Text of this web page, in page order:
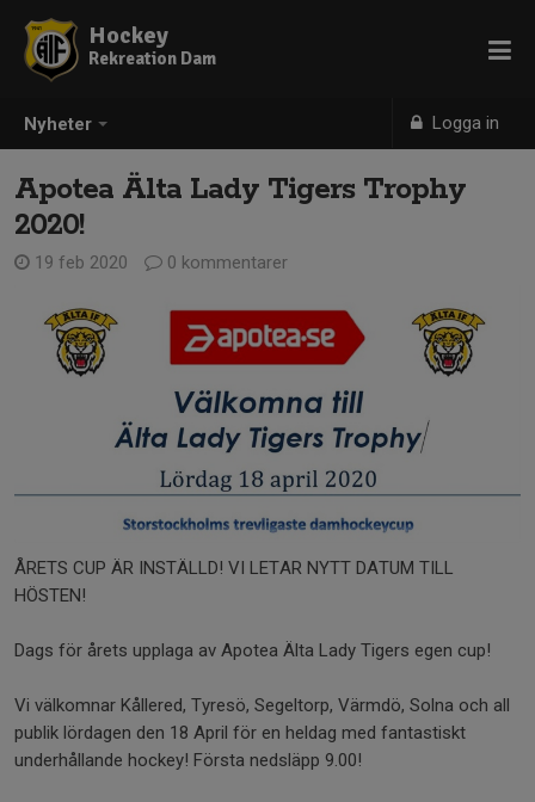
Nyheter Logga in
Hockey
Rekreation Dam
Apotea Älta Lady Tigers Trophy
2020!
19 feb 2020 0 kommentarer
ÅRETS CUP ÄR INSTÄLLD! VI LETAR NYTT DATUM TILL
HÖSTEN!
Dags för årets upplaga av Apotea Älta Lady Tigers egen cup!
Vi välkomnar Kållered, Tyresö, Segeltorp, Värmdö, Solna och all
publik lördagen den 18 April för en heldag med fantastiskt
underhållande hockey! Första nedsläpp 9.00!